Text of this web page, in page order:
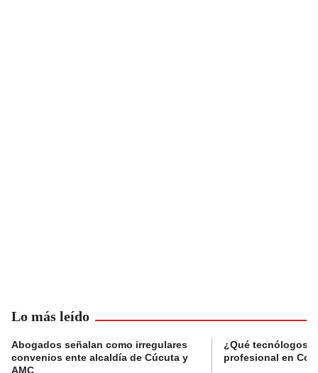
Lo más leído
Abogados señalan como irregulares
convenios ente alcaldía de Cúcuta y
AMC
¿Qué tecnólogos
profesional en